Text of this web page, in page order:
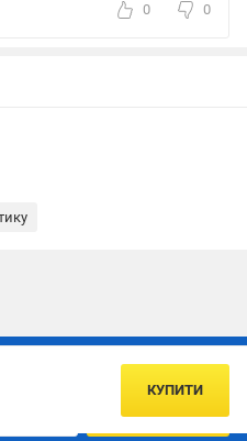
0 0
КУПИТИ
про акції та пропозиції
ПІДПИСАТИСЯ